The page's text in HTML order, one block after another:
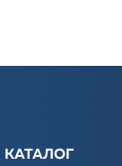
КАТАЛОГ